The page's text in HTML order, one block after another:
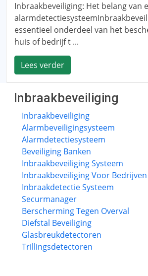
Inbraakbeveiliging: Het belang van
essentieel onderdeel van het
huis of bedrijf t ...
Lees verder
Inbraakbeveiliging
Inbraakbeveiliging
Alarmbeveiligingsysteem
Alarmdetectiesysteem
Beveiliging Banken
Inbraakbeveiliging Systeem
Inbraakbeveiliging Voor Bedrijven
Inbraakdetectie Systeem
Securmanager
Berscherming Tegen Overval
Diefstal Beveiliging
Glasbreukdetectoren
Trillingsdetectoren